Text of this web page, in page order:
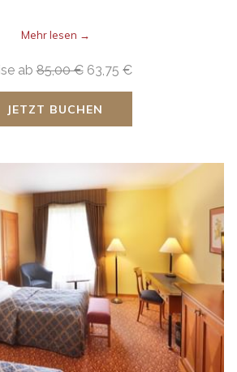
Mehr lesen
ab85,00 € 63,75 €
JETZT BUCHEN